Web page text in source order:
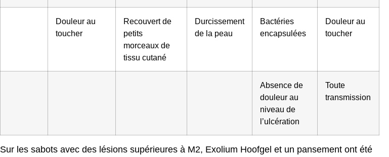
Douleur au
toucher
Recouvert de
petits
morceaux de
tissu cutané
Durcissement
de la peau
Bactéries
encapsulées
Douleur au
toucher
Absence de
douleur au
niveau de
l’ulcération
Toute
transmission
Sur les sabots avec des lésions supérieures à M2, Exolium Hoofgel et un pansement ont été